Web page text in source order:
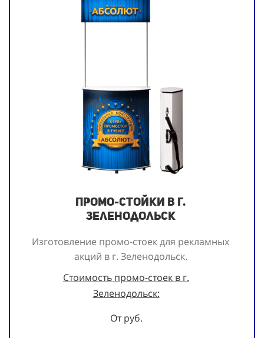
Промо-стойки в г.
Зеленодольск
Изготовление промо-стоек для рекламных
акций в г. Зеленодольск.
Стоимость промо-стоек в г.
Зеленодольск:
От руб.